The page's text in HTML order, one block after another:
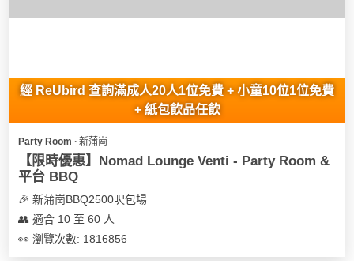
經 ReUbird 查詢滿成人20人1位免費 + 小童10位1位免費
+ 紙包飲品任飲
Party Room ∙ 新蒲崗
【限時優惠】Nomad Lounge Venti - Party Room &
平台 BBQ
🎉 新蒲崗BBQ2500呎包場
👥 適合 10 至 60 人
👀 瀏覽次數: 1816856